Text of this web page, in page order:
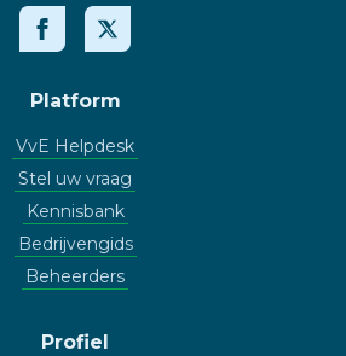
Platform
VvE Helpdesk
Stel uw vraag
Kennisbank
Bedrijvengids
Beheerders
Profiel